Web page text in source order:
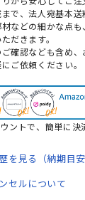
で、法人宛基本送
などの細かな点
だきます。
確認なども含め
ご依頼ください。
ントで、簡単に決
を見る（納期目安
セルについて